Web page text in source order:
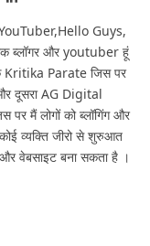
Guys,
ब्लॉगर और youtuber हूं
Kritika Parate जिस पर
दूसरा AG Digital
मैं लोगों को ब्लॉगिंग और
व्यक्ति जीरो से शुरुआत
वेबसाइट बना सकता है ।